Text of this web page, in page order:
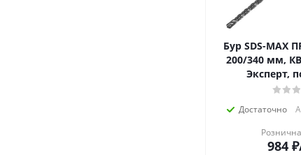
Бур SDS-MAX
200/340 мм,
Достаточно
984 ₽